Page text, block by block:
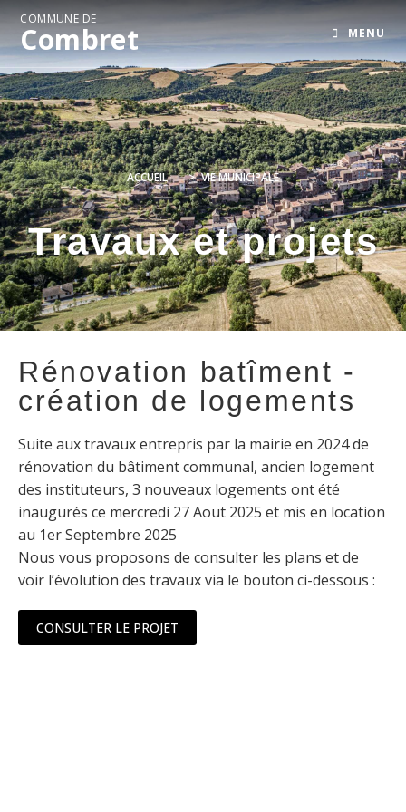
COMMUNE DE
Combret MENU
ACCUEIL > VIE MUNICIPALE
Travaux et projets
Rénovation batîment -
création de logements
Suite aux travaux entrepris par la mairie en 2024 de
rénovation du bâtiment communal, ancien logement
des instituteurs, 3 nouveaux logements ont été
inaugurés ce mercredi 27 Aout 2025 et mis en location
au 1er Septembre 2025
Nous vous proposons de consulter les plans et de
voir l’évolution des travaux via le bouton ci-dessous :
CONSULTER LE PROJET